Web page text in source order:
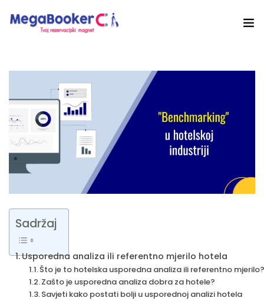
Tehnologija Za
Cijene
Akademija
Hotel Audit
Započni Danas
Nazovite
Sadržaj
Usporedna analiza ili referentno mjerilo hotela
Što je to hotelska usporedna analiza ili referentno
Zašto je usporedna analiza dobra za hotele?
Savjeti kako postati bolji u usporednoj analizi hotela